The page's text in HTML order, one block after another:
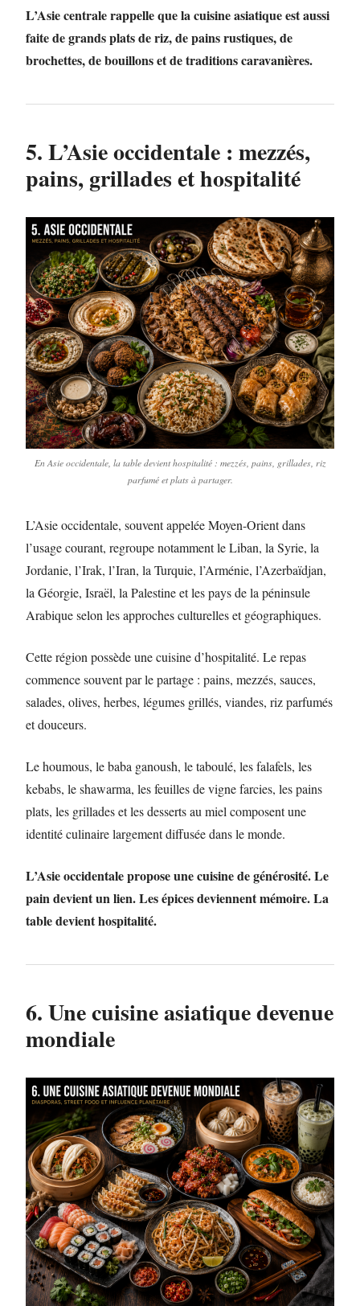
L’Asie centrale rappelle que la cuisine asiatique est aussi
faite de grands plats de riz, de pains rustiques, de
brochettes, de bouillons et de traditions caravanières.
5. L’Asie occidentale : mezzés,
pains, grillades et hospitalité
En Asie occidentale, la table devient hospitalité : mezzés, pains, grillades, riz
parfumé et plats à partager.
L’Asie occidentale, souvent appelée Moyen-Orient dans
l’usage courant, regroupe notamment le Liban, la Syrie, la
Jordanie, l’Irak, l’Iran, la Turquie, l’Arménie, l’Azerbaïdjan,
la Géorgie, Israël, la Palestine et les pays de la péninsule
Arabique selon les approches culturelles et géographiques.
Cette région possède une cuisine d’hospitalité. Le repas
commence souvent par le partage : pains, mezzés, sauces,
salades, olives, herbes, légumes grillés, viandes, riz parfumés
et douceurs.
Le houmous, le baba ganoush, le taboulé, les falafels, les
kebabs, le shawarma, les feuilles de vigne farcies, les pains
plats, les grillades et les desserts au miel composent une
identité culinaire largement diffusée dans le monde.
L’Asie occidentale propose une cuisine de générosité. Le
pain devient un lien. Les épices deviennent mémoire. La
table devient hospitalité.
6. Une cuisine asiatique devenue
mondiale